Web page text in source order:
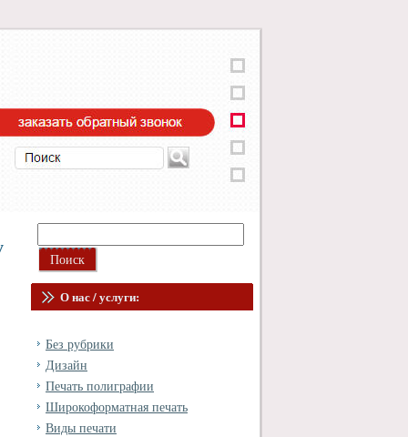
О нас / услуги:
Без рубрики
Дизайн
Печать полиграфии
Широкоформатная печать
Виды печати